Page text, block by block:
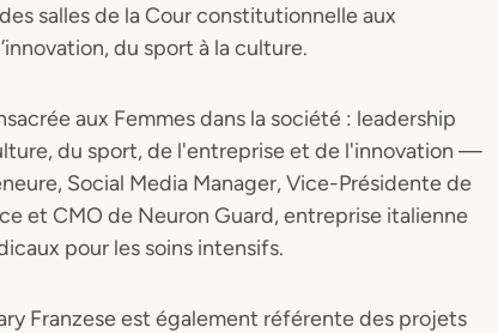
salles de la Cour constitutionnelle aux
du sport à la culture.
aux Femmes dans la société : leadership
du sport, de l'entreprise et de l'innovation —
Social Media Manager, Vice-Présidente de
et CMO de Neuron Guard, entreprise italienne
pour les soins intensifs.
Franzese est également référente des projets